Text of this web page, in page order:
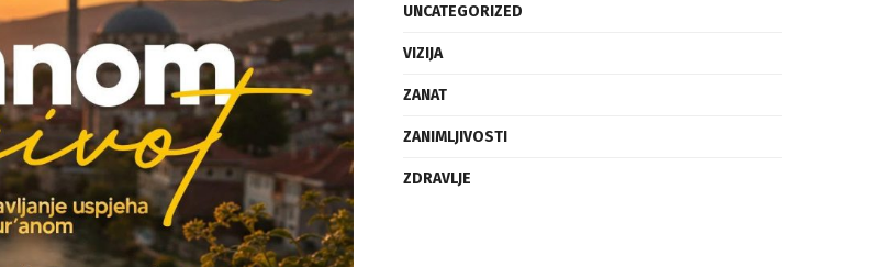
UNCATEGORIZED
VIZIJA
ZANAT
ZANIMLJIVOSTI
ZDRAVLJE